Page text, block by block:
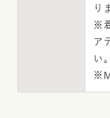
り
※
ア
い。